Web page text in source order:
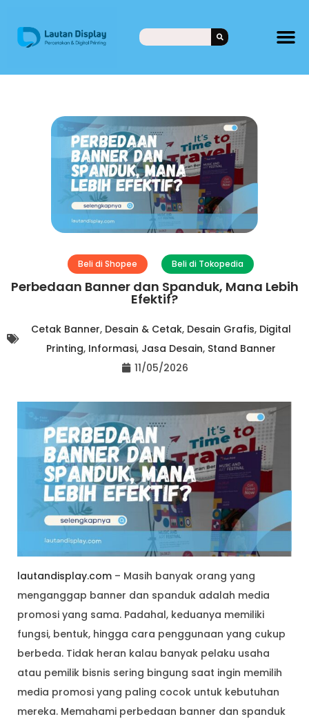
Beli di Shopee Beli di Tokopedia
Perbedaan Banner dan Spanduk, Mana Lebih
Efektif?
Cetak Banner, Desain & Cetak, Desain Grafis, Digital
Printing, Informasi, Jasa Desain, Stand Banner
11/05/2026
lautandisplay.com – Masih banyak orang yang
menganggap banner dan spanduk adalah media
promosi yang sama. Padahal, keduanya memiliki
fungsi, bentuk, hingga cara penggunaan yang cukup
berbeda. Tidak heran kalau banyak pelaku usaha
atau pemilik bisnis sering bingung saat ingin memilih
media promosi yang paling cocok untuk kebutuhan
mereka. Memahami perbedaan banner dan spanduk